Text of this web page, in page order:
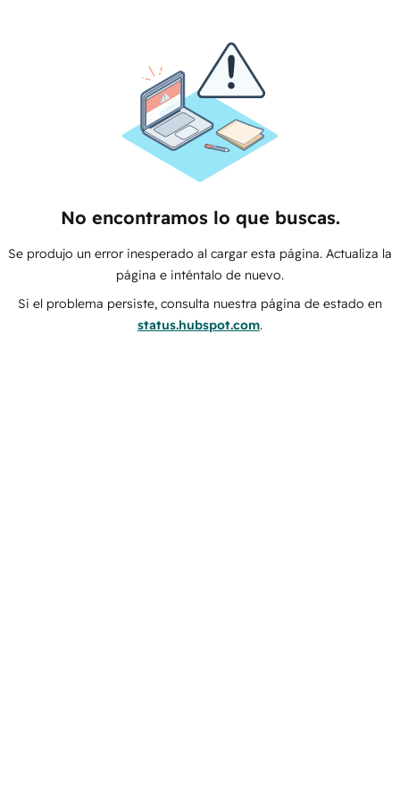
No encontramos lo que buscas.
Se produjo un error inesperado al cargar esta página. Actualiza la
página e inténtalo de nuevo.
Si el problema persiste, consulta nuestra página de estado en
status.hubspot.com.